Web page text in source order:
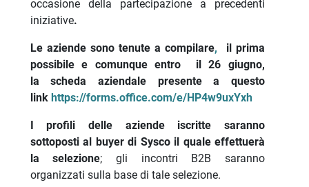
occasione della partecipazione a precedenti
iniziative.
Le aziende sono tenute a compilare, il prima
possibile e comunque entro il 26 giugno,
la scheda aziendale presente a questo
link https://forms.office.com/e/HP4w9uxYxh
I profili delle aziende iscritte saranno
sottoposti al buyer di Sysco il quale effettuerà
la selezione; gli incontri B2B saranno
organizzati sulla base di tale selezione.